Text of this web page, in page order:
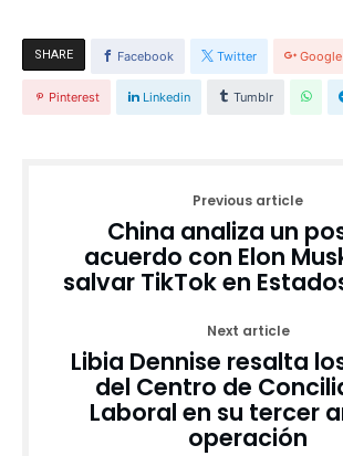
SHARE Facebook Twitter
Pinterest Linkedin Tumblr
Previous article
China analiza un
acuerdo con Elon
salvar TikTok en
Next article
Libia Dennise resalta
del Centro de
Laboral en su tercer
operación